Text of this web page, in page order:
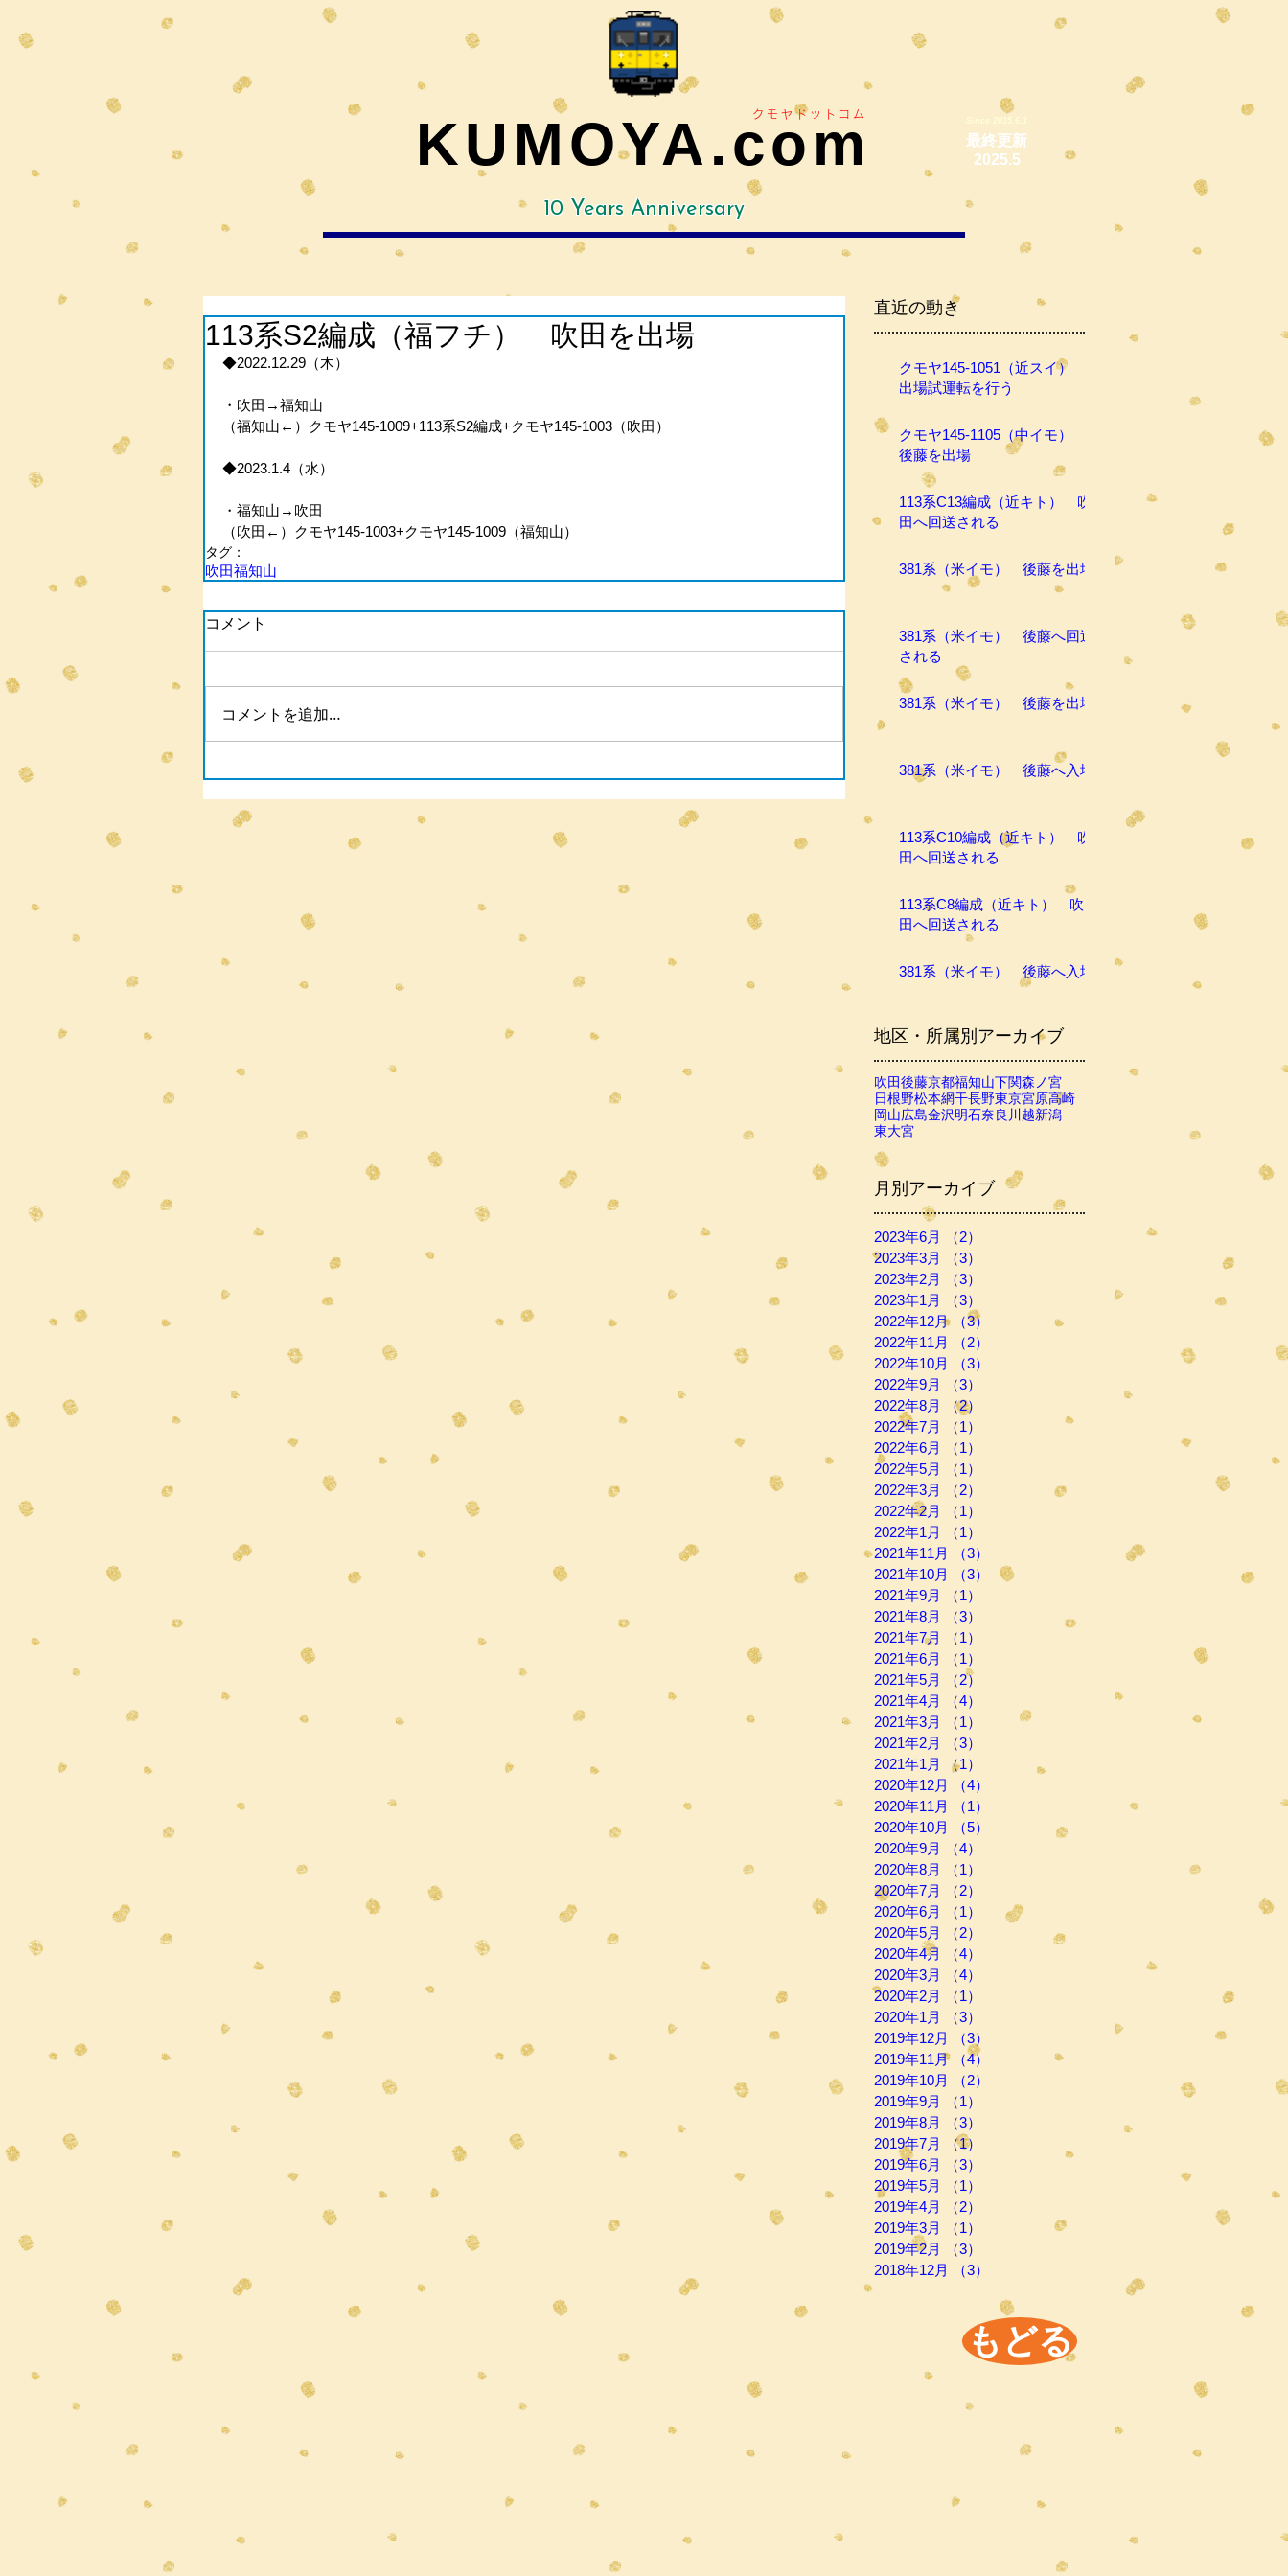
KUMOYA.com
クモヤドットコム
10 Years Anniversary
最終更新
2025.5
113系S2編成（福フチ） 吹田を出場
◆2022.12.29（木）
・吹田→福知山
（福知山←）クモヤ145-1009+113系S2編成+クモヤ145-1003（吹田）
◆2023.1.4（水）
・福知山→吹田
（吹田←）クモヤ145-1003+クモヤ145-1009（福知山）
タグ：
吹田福知山
コメント
コメントを追加…
直近の動き
クモヤ145-1051（近スイ）
出場試運転を行う
クモヤ145-1105（中イモ）
後藤を出場
113系C13編成（近キト） 吹
田へ回送される
381系（米イモ） 後藤を出場
381系（米イモ） 後藤へ回送
される
381系（米イモ） 後藤を出場
381系（米イモ） 後藤へ入場
113系C10編成（近キト） 吹
田へ回送される
113系C8編成（近キト） 吹
田へ回送される
381系（米イモ） 後藤へ入場
地区・所属別アーカイブ
吹田後藤京都福知山下関森ノ宮
日根野松本網干長野東京宮原高崎
岡山広島金沢明石奈良 川越新潟
東大宮
月別アーカイブ
2023年6月 （2）
2023年3月
（3）
2023年2月
（3）
2023年1月
（3）
2022年12月
（3）
2022年11月
（2）
2022年10月
（3）
2022年9月
（3）
2022年8月
（2）
2022年7月
（1）
2022年6月
（1）
2022年5月
（1）
2022年3月
（2）
2022年2月
（1）
2022年1月
（1）
2021年11月
（3）
2021年10月
（3）
3件の記事
2021年9月
（1）
2021年8月
（3）
2021年7月
（1）
2021年6月
（1）
2021年5月
（2）
2021年4月
（4）
2021年3月
（1）
1件の記事
2021年2月
（3）
2021年1月
（1）
1件の記事
2020年12月
（4）
2020年11月
（1）
2020年10月
（5）
2020年9月
（4）
2020年8月
（1）
2020年7月
（2）
2020年6月
（1）
1件の記事
2020年5月
（2）
2020年4月
（4）
2020年3月
（4）
2020年2月
（1）
2020年1月
（3）
2019年12月
（3）
2019年11月
（4）
2019年10月
（2）
2019年9月
（1）
2019年8月
（3）
2019年7月
（1）
2019年6月
（3）
2019年5月
（1）
2019年4月
（2）
2019年3月
（1）
2019年2月
（3）
2018年12月
（3）
もどる